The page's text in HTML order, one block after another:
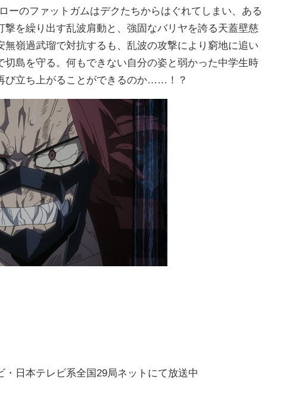
ーのファットガムはデクたちからはぐれてしまい、ある
を繰り出す乱波肩動と、強固なバリヤを誇る天蓋壁慈
嶺過武瑠で対抗するも、乱波の攻撃により窮地に追い
島を守る。何もできない自分の姿と弱かった中学生時
び立ち上がることができるのか……！？
日本テレビ系全国29局ネットにて放送中